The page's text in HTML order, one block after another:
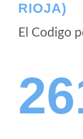
RIOJA)
El Codigo